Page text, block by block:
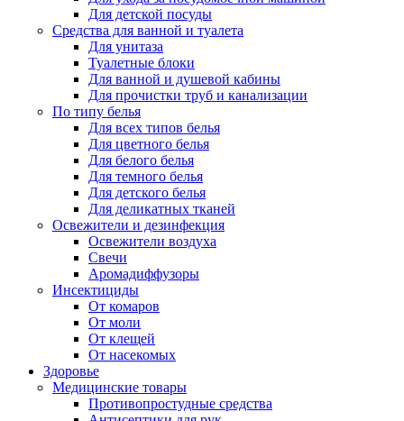
Для детской посуды
Средства для ванной и туалета
Для унитаза
Туалетные блоки
Для ванной и душевой кабины
Для прочистки труб и канализации
По типу белья
Для всех типов белья
Для цветного белья
Для белого белья
Для темного белья
Для детского белья
Для деликатных тканей
Освежители и дезинфекция
Освежители воздуха
Свечи
Аромадиффузоры
Инсектициды
От комаров
От моли
От клещей
От насекомых
Здоровье
Медицинские товары
Противопростудные средства